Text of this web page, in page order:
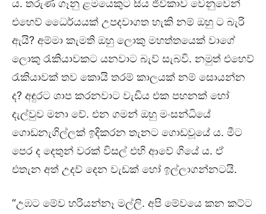
ය. තරුණ ගෑනු ළමයෙකුට සිය ජීවිකාව වෙනුවෙන්
එහෙව් ධෛර්යයක් උපදවාගත හැකි නම් ඔහු ට බැරි
ඇයි? අම්මා කැමති ඔහු ලොකු මහත්තයෙක් වාගේ
ලොකු රැකියාවකට යනවාට බැව් සැබවි. නමුත් එහෙව්
රැකියාවක් තව කොයි තරම් කාලයක් නම් සොයන්න
ද? අඳුරට ශාප කරනවාට වැඩිය එක පහනක් හෝ
දැල්වුව මනා වේ. එන ගමන් ඔහු මංසන්ධියේ
ගොඩනැගිල්ලක් ඉදිකරන තැනට ගොඩවූයේ ය. මීට
පෙර ද දෙතුන් වරක් විසල් එහි ආවේ ගියේ ය. ඒ
එතැන අත් උදව් දෙන වැඩක් හෝ ඉල්ලාගන්නටයි.
“උඹට මේව හරියන්නෑ මල්ලි. අපි මේවයෙ කන කට්ට